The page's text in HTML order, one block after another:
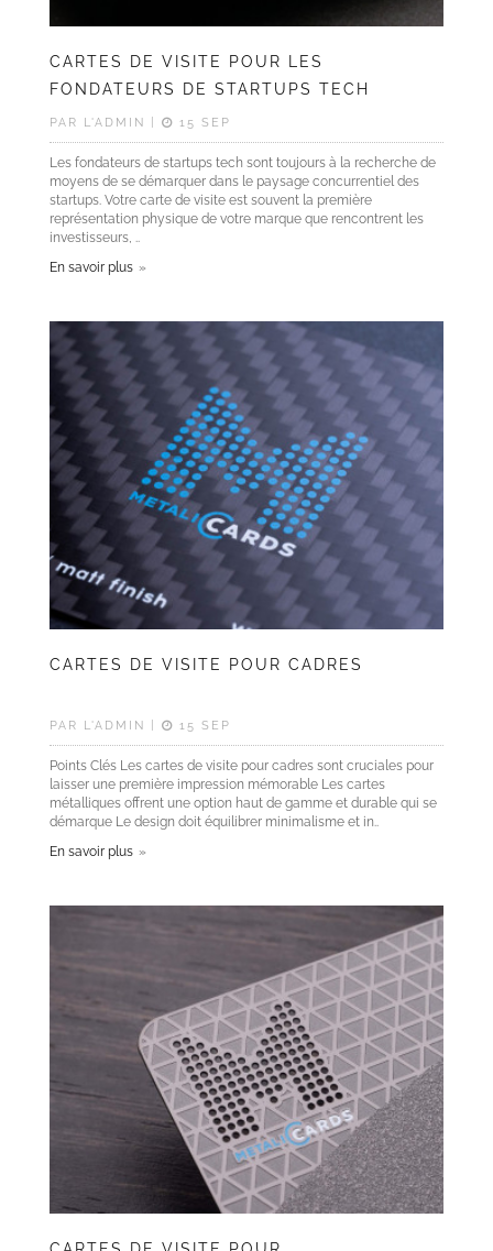
CARTES DE VISITE POUR LES
FONDATEURS DE STARTUPS TECH
PAR L'ADMIN | 15 SEP
Les fondateurs de startups tech sont toujours à la recherche de
moyens de se démarquer dans le paysage concurrentiel des
startups. Votre carte de visite est souvent la première
représentation physique de votre marque que rencontrent les
investisseurs, ..
En savoir plus
CARTES DE VISITE POUR CADRES
PAR L'ADMIN | 15 SEP
Points Clés Les cartes de visite pour cadres sont cruciales pour
laisser une première impression mémorable Les cartes
métalliques offrent une option haut de gamme et durable qui se
démarque Le design doit équilibrer minimalisme et in..
En savoir plus